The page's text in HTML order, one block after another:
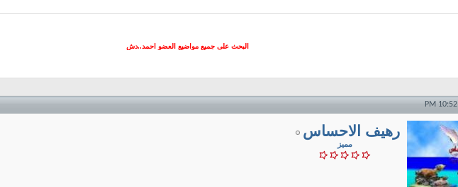
البحث على جميع مواضيع العضو احمد..دش
10:52 PM
رهيف الاحساس
مميز